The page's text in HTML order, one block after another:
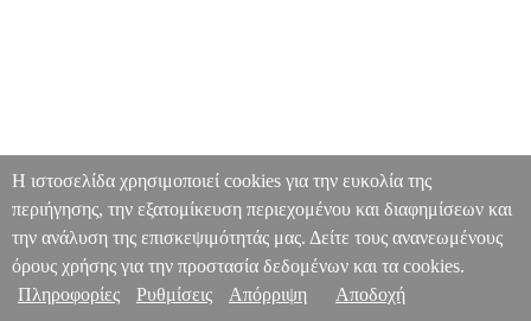
Η ιστοσελίδα χρησιμοποιεί cookies για την ευκολία της
περιήγησης, την εξατομίκευση περιεχομένου και διαφημίσεων και
την ανάλυση της επισκεψιμότητάς μας. Δείτε τους ανανεωμένους
όρους χρήσης για την προστασία δεδομένων και τα cookies.
Πληροφορίες
Ρυθμίσεις Απόρριψη Αποδοχή